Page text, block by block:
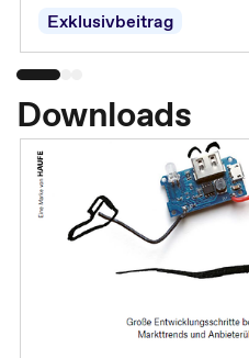
Exklusivbeitrag
Downloads